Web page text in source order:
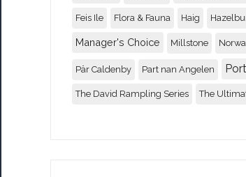
Feis Ile Flora & Fauna Haig
Manager's Choice Millstone
Pär Caldenby Part nan Angelen
The David Rampling Series The